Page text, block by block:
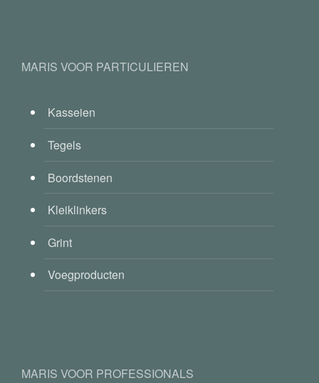
MARIS VOOR PARTICULIEREN
Kasseien
Tegels
Boordstenen
Kleiklinkers
Grint
Voegproducten
MARIS VOOR PROFESSIONALS